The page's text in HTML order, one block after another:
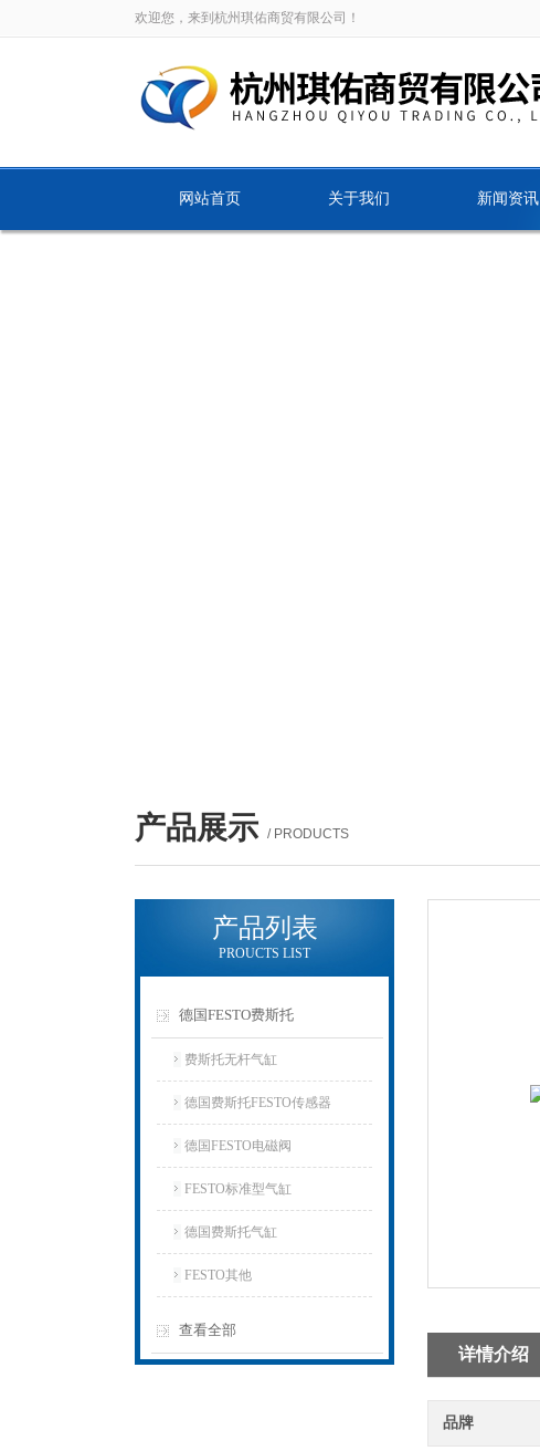
欢迎您，来到杭州琪佑商贸有限公司！
网站首页 关于我们 新闻资讯
产品展示 / PRODUCTS
产品列表
PROUCTS LIST
德国FESTO费斯托
费斯托无杆气缸
德国费斯托FESTO传感器
德国FESTO电磁阀
FESTO标准型气缸
德国费斯托气缸
FESTO其他
查看全部
详情介绍
品牌